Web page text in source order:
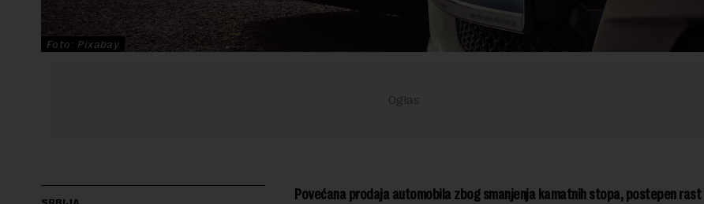
Foto: Pixabay
Povećana prodaja automobila zbog smanjenja kamatnih stopa, postepen